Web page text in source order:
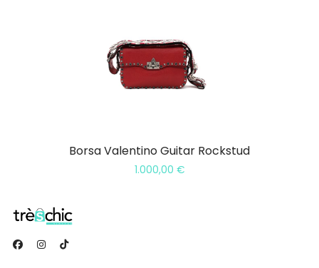
Borsa Valentino Guitar Rockstud
1.000,00 €